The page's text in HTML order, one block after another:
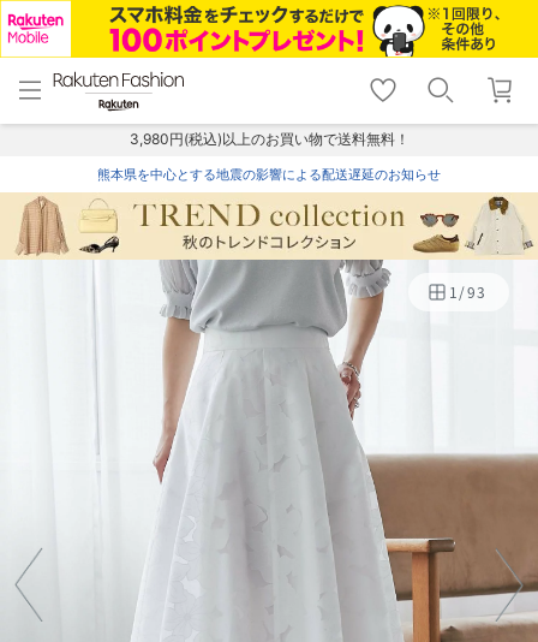
menu home
トップ
shopping_cart lock_outline
ログイン
3,980円(税込)以上のお買い物で送料無料！
熊本県を中心とする地震の影響による配送遅延のお知らせ
1/93